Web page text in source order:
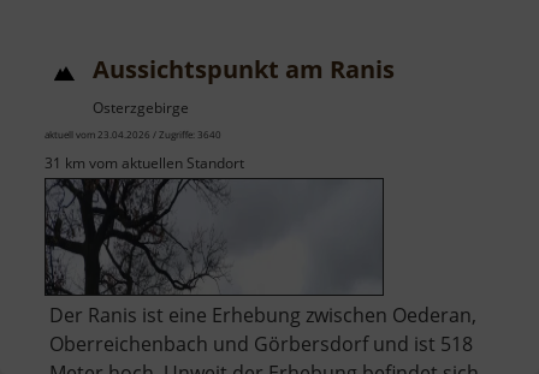
Aussichtspunkt am Ranis
Osterzgebirge
aktuell vom 23.04.2026 / Zugriffe: 3640
31 km vom aktuellen Standort
Der Ranis ist eine Erhebung zwischen Oederan,
Oberreichenbach und Görbersdorf und ist 518